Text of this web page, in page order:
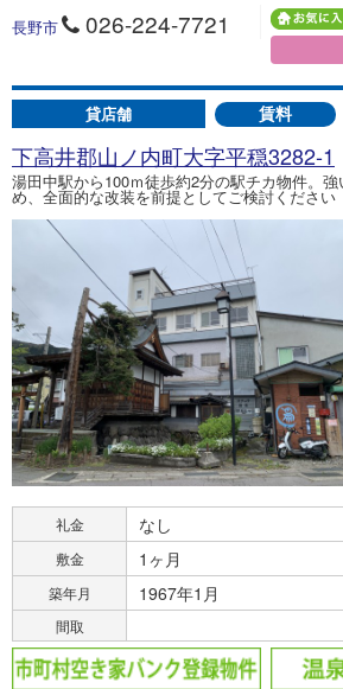
長野市 026-224-7721
貸店舗 賃料
下高井郡山ノ内町大字平穏3282-1
湯田中駅から100ｍ徒歩約2分の駅チカ物件。
め、全面的な改装を前提としてご検討ください
礼金 なし
敷金 1ヶ月
築年月 1967年1月
間取